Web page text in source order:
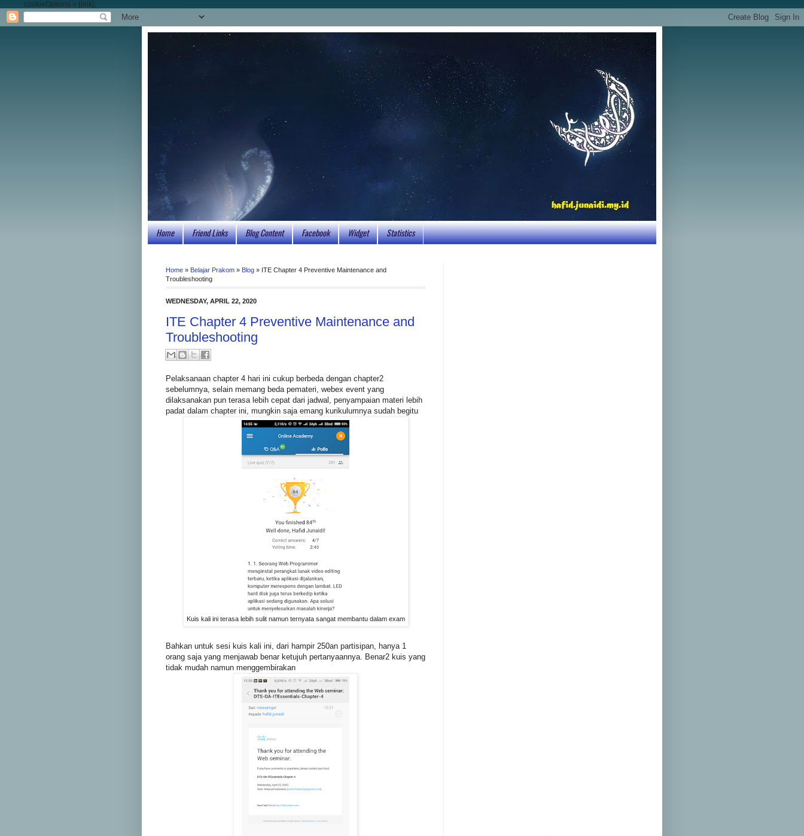
cookieOptions = {link};
Home Friend Links Blog Content Facebook Widget Statistics
Home » Belajar Prakom » Blog » ITE Chapter 4 Preventive Maintenance and
Troubleshooting
WEDNESDAY, APRIL 22, 2020
ITE Chapter 4 Preventive Maintenance and
Troubleshooting
Pelaksanaan chapter 4 hari ini cukup berbeda dengan chapter2
sebelumnya, selain memang beda pemateri, webex event yang
dilaksanakan pun terasa lebih cepat dari jadwal, penyampaian materi lebih
padat dalam chapter ini, mungkin saja emang kurikulumnya sudah begitu
Kuis kali ini terasa lebih sulit namun ternyata sangat membantu dalam exam
Bahkan untuk sesi kuis kali ini, dari hampir 250an partisipan, hanya 1
orang saja yang menjawab benar ketujuh pertanyaannya. Benar2 kuis yang
tidak mudah namun menggembirakan